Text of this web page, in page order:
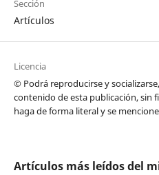
Sección
Artículos
Licencia
© Podrá reproducirse y
contenido de esta publicación, sin
haga de forma literal y se
Artículos más leídos del